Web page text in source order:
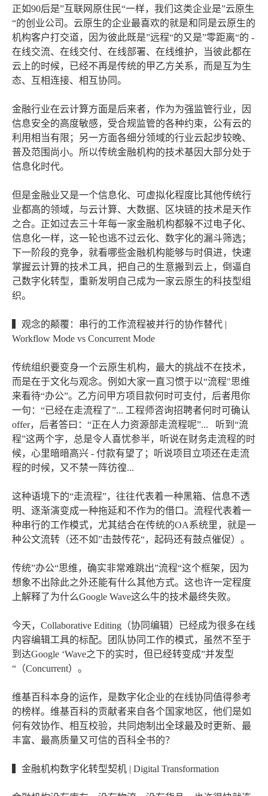
正如90后是”互联网原住民“一样，我们这类企业是”云原生
“的创业公司。云原生的企业最喜欢的就是和同是云原生的
机构客户打交道，因为彼此既是”远程“的又是”零距离“的 -
在线交流、在线交付、在线部署、在线维护，当彼此都在
云上的时候，已经不再是传统的甲乙方关系，而是互为生
态、互相连接、相互协同。
金融行业在云计算方面是后来者，作为为强监管行业，因
信息安全的高度敏感，受合规监管的各种约束，公有云的
利用相当有限；另一方面各细分领域的行业云起步较晚、
普及范围尚小。所以传统金融机构的技术基因大部分处于
信息化时代。
但是金融业又是一个信息化、可虚拟化程度比其他传统行
业都高的领域，与云计算、大数据、区块链的技术是天作
之合。正如过去三十年每一家金融机构都躲不过电子化、
信息化一样，这一轮也逃不过云化、数字化的漏斗筛选；
下一阶段的竞争，就看哪些金融机构能够与时俱进，快速
掌握云计算的技术工具，把自己的生意搬到云上，倒逼自
己数字化转型，重新发明自己成为一家云原生的科技型组
织。
▍观念的颠覆：串行的工作流程被并行的协作替代 |
Workflow Mode vs Concurrent Mode
传统组织要变身一个云原生机构，最大的挑战不在技术，
而是在于文化与观念。例如大家一直习惯于以“流程"思维
来看待“办公”。乙方问甲方项目款何时可支付，后者甩你
一句：“已经在走流程了”... 工程师咨询招聘者何时可确认
offer，后者答曰：“正在人力资源部走流程呢”... 听到“流
程”这两个字，总是令人喜忧参半，听说在财务走流程的时
候，心里暗暗高兴 - 付款有望了；听说项目立项还在走流
程的时候，又不禁一阵彷徨...
这种语境下的“走流程”，往往代表着一种黑箱、信息不透
明、逐渐演变成一种拖延和不作为的借口。流程代表着一
种串行的工作模式，尤其结合在传统的OA系统里，就是一
种公文流转（还不如”击鼓传花“，起码还有鼓点催促）。
传统”办公“思维，确实非常难跳出”流程“这个框架，因为
想象不出除此之外还能有什么其他方式。这也许一定程度
上解释了为什么Google Wave这么牛的技术最终失败。
今天，Collaborative Editing（协同编辑）已经成为很多在线
内容编辑工具的标配。团队协同工作的模式，虽然不至于
到达Google ‘Wave之下的实时，但已经转变成”并发型
“（Concurrent）。
维基百科本身的运作，是数字化企业的在线协同值得参考
的榜样。维基百科的贡献者来自各个国家地区，他们是如
何有效协作、相互校验，共同炮制出全球最及时更新、最
丰富、最高质量又可信的百科全书的？
▍金融机构数字化转型契机 | Digital Transformation